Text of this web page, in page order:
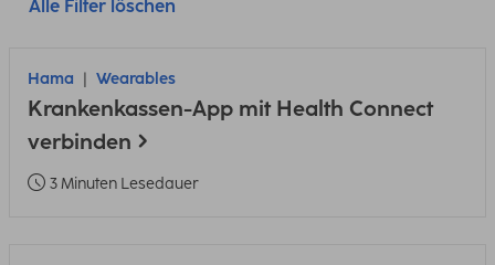
Alle Filter löschen
Hama Wearables
Krankenkassen-App mit Health Connect
verbinden
3 Minuten Lesedauer